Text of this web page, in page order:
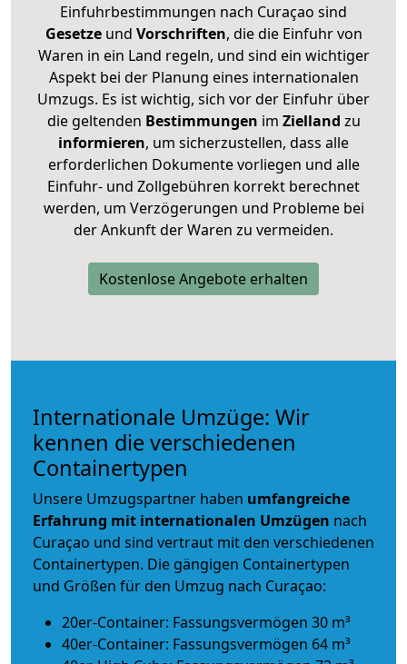
Einfuhrbestimmungen nach Curaçao sind
Gesetzeund Vorschriften, die die Einfuhr von
Waren in ein Land regeln, und sind ein wichtiger
Aspekt bei der Planung eines internationalen
Umzugs. Es ist wichtig, sich vor der Einfuhr über
die geltenden Bestimmungen im Zielland zu
informieren, um sicherzustellen, dass alle
erforderlichen Dokumente vorliegen und alle
Einfuhr- und Zollgebühren korrekt berechnet
werden, um Verzögerungen und Probleme bei
der Ankunft der Waren zu vermeiden.
Kostenlose Angebote erhalten
Internationale Umzüge: Wir
kennen die verschiedenen
Containertypen
Unsere Umzugspartner haben umfangreiche
Erfahrung mit internationalen Umzügen nach
Curaçao und sind vertraut mit den verschiedenen
Containertypen. Die gängigen Containertypen
und Größen für den Umzug nach Curaçao:
20er-Container: Fassungsvermögen 30 m³
40er-Container: Fassungsvermögen 64 m³